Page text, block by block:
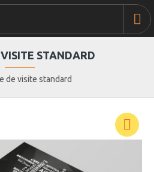
de visite standard
STANDARD